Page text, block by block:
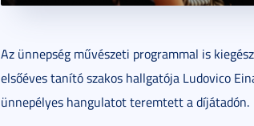
Az ünnepség művészeti programmal is
elsőéves tanító szakos hallgatója Ludovico
ünnepélyes hangulatot teremtett a díjátadón.